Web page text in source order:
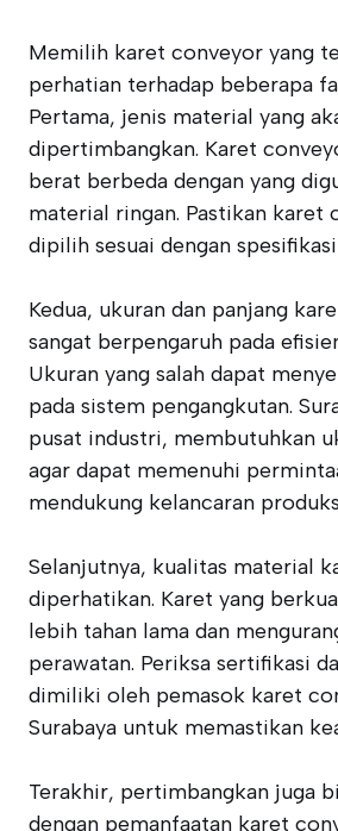
Memilih karet conveyor yang
perhatian terhadap beberapa
Pertama, jenis material yang
dipertimbangkan. Karet
berat berbeda dengan yang
material ringan. Pastikan karet
dipilih sesuai dengan
Kedua, ukuran dan panjang
sangat berpengaruh pada
Ukuran yang salah dapat
pada sistem pengangkutan.
pusat industri, membutuhkan
agar dapat memenuhi
mendukung kelancaran
Selanjutnya, kualitas material
diperhatikan. Karet yang
lebih tahan lama dan
perawatan. Periksa sertifikasi
dimiliki oleh pemasok karet
Surabaya untuk memastikan
Terakhir, pertimbangkan juga
dengan pemanfaatan karet